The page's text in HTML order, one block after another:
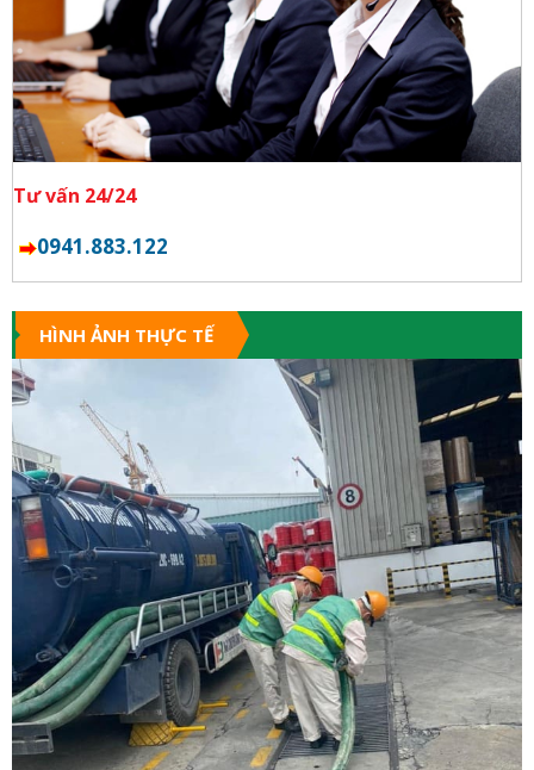
Tư vấn 24/24
0941.883.122
HÌNH ẢNH THỰC TẾ